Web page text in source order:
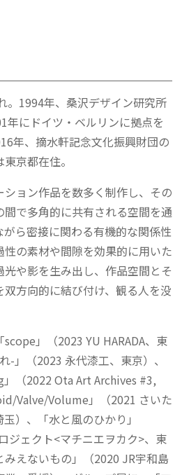
。1994年、桑沢デザイン研究所
年にドイツ・ベルリンに拠点を
年、摘水軒記念文化振興財団の
京都在住。
ョン作品を数多く制作し、その
間で多角的に共有される空間を通
がら密接に関わる有機的な関係性
性の素材や間隙を効果的に用いた
や影を生み出し、作品空間とそ
方向的に結び付け、観る人を没
」（2023 YU HARADA、東
-」（2023 永代漆工、東京）、
（2022 Ota Art Archives #3,
Valve/Volume」（2021 さいた
）、「水と風のひかり」
ジェクト<マチニエヲカク>、東
えないもの」（2020 JR宇和島